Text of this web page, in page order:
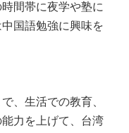
間帯に夜学や塾に
国語勉強に興味を
、生活での教育、
力を上げて、台湾